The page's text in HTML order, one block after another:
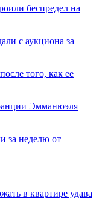
беспредел на
с аукциона за
того, как ее
Эмманюэля
за неделю от
в квартире удава